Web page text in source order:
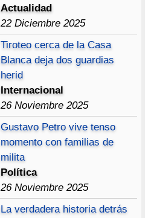
Actualidad
22 Diciembre 2025
Tiroteo cerca de la Casa
Blanca deja dos guardias
herid
Internacional
26 Noviembre 2025
Gustavo Petro vive tenso
momento con familias de
milita
Política
26 Noviembre 2025
La verdadera historia detrás